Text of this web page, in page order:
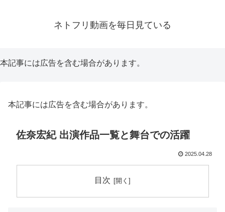
ネトフリ動画を毎日見ている
本記事には広告を含む場合があります。
本記事には広告を含む場合があります。
佐奈宏紀 出演作品一覧と舞台での活躍
2025.04.28
目次